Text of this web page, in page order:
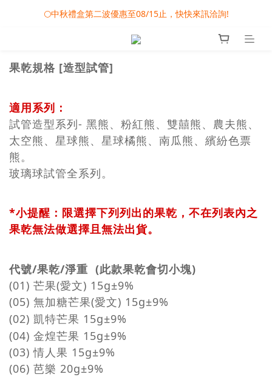
🎀08/01-09/30 秋節月圓家家慶- 滿額即享專屬小禮
🌕中秋禮盒第二波優惠至08/15止，快快來訊洽詢!
❤️雙雙對對心連心 - 婚禮小物專屬滿額活動
🎀08/01-09/30 秋節月圓家家慶- 滿額即享專屬小禮
果乾規格 [造型試管]
適用系列：
試管造型系列- 黑熊、粉紅熊、雙囍熊、農夫熊、
太空熊、星球熊、星球橘熊、南瓜熊、繽紛色票
熊。
玻璃球試管全系列。
*小提醒：限選擇下列列出的果乾，不在列表內之
果乾無法做選擇且無法出貨。
代號/果乾/淨重 (此款果乾會切小塊)
(01) 芒果(愛文) 15g±9%
(05) 無加糖芒果(愛文) 15g±9%
(02) 凱特芒果 15g±9%
(04) 金煌芒果 15g±9%
(03) 情人果 15g±9%
(06) 芭樂 20g±9%